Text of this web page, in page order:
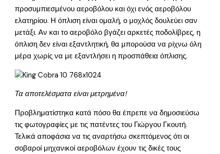
προσυμπιεσμένου αεροβόλου και όχι ενός αεροβόλου
ελατηρίου. Η όπλιση είναι ομαλή, ο μοχλός δουλεύει σαν
μετάξι. Αν και το αεροβόλο βγάζει αρκετές ποδολίβρες, η
όπλιση δεν είναι εξαντλητική, θα μπορούσα να ρίχνω όλη
μέρα χωρίς να με εξαντλήσει η προσπάθεια όπλισης.
Τα αποτελέσματα είναι μετρημένα!
Προβληματίστηκα κατά πόσο θα έπρεπε να δημοσιεύσω
τις φωτογραφίες με τις πατέντες του Γιώργου Γκουτή.
Τελικά αποφάσια να τις αναρτήσω σκεπτόμενος ότι οι
σοβαροί μηχανικοί αεροβόλων έχουν τις δικές τους